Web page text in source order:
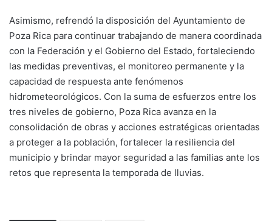
Asimismo, refrendó la disposición del Ayuntamiento de
Poza Rica para continuar trabajando de manera coordinada
con la Federación y el Gobierno del Estado, fortaleciendo
las medidas preventivas, el monitoreo permanente y la
capacidad de respuesta ante fenómenos
hidrometeorológicos. Con la suma de esfuerzos entre los
tres niveles de gobierno, Poza Rica avanza en la
consolidación de obras y acciones estratégicas orientadas
a proteger a la población, fortalecer la resiliencia del
municipio y brindar mayor seguridad a las familias ante los
retos que representa la temporada de lluvias.